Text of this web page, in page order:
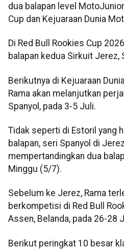
dua balapan level
Cup dan Kejuaraan Dunia
Di Red Bull Rookies Cup
balapan kedua Sirkuit Jerez,
Berikutnya di Kejuaraan
Rama akan melanjutkan
Spanyol, pada 3-5 Juli.
Tidak seperti di Estoril yang
balapan, seri Spanyol di
mempertandingkan dua
Minggu (5/7).
Sebelum ke Jerez, Rama
berkompetisi di Red Bull
Assen, Belanda, pada 26-28
Berikut peringkat 10 besar